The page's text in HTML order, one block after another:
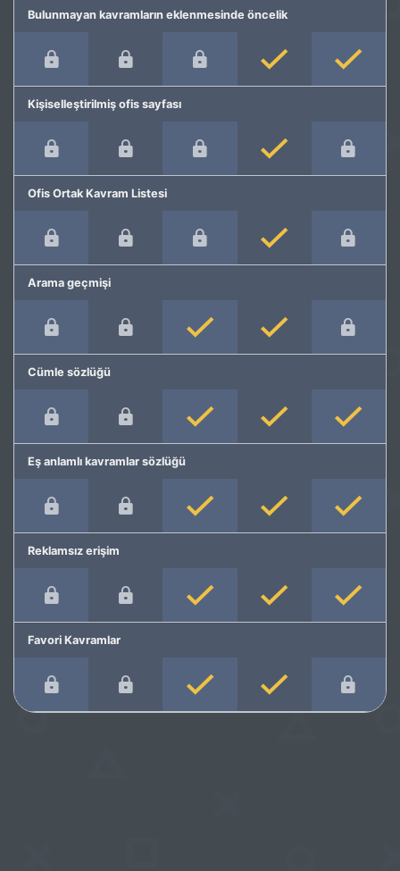
Bulunmayan kavramların eklenmesinde öncelik
Kişiselleştirilmiş ofis sayfası
Ofis Ortak Kavram Listesi
Arama geçmişi
Cümle sözlüğü
Eş anlamlı kavramlar sözlüğü
Reklamsız erişim
Favori Kavramlar